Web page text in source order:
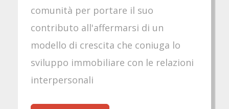
comunità per portare il suo
contributo all'affermarsi di un
modello di crescita che coniuga lo
sviluppo immobiliare con le relazioni
interpersonali